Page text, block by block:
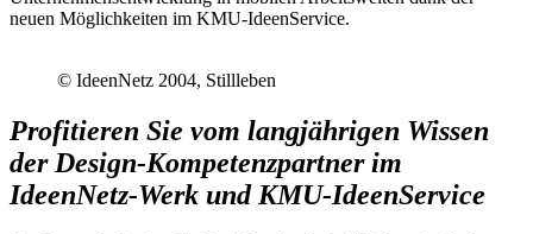
neuen Möglichkeiten im KMU-IdeenService.
© IdeenNetz 2004, Stillleben
Profitieren Sie vom langjährigen Wissen
der Design-Kompetenzpartner im
IdeenNetz-Werk und KMU-IdeenService